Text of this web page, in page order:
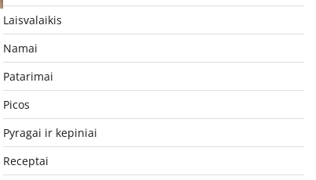
Laisvalaikis
Namai
Patarimai
Picos
Pyragai ir kepiniai
Receptai